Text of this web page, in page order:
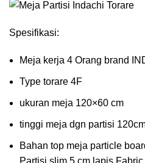
Spesifikasi:
Meja kerja 4 Orang brand
Type torare 4F
ukuran meja 120×60 cm
tinggi meja dgn partisi
Bahan top meja particle
Partisi slim 5 cm lapis Fabric